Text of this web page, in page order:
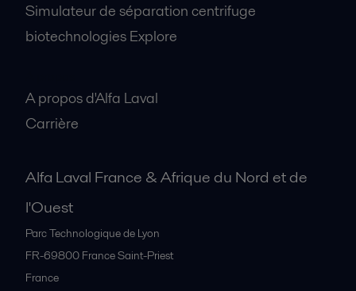
Simulateur de séparation centrifuge
biotechnologies Explore
A propos d'Alfa Laval
Carrière
Alfa Laval France & Afrique du Nord et de
l'Ouest
Parc Technologique de Lyon
FR-69800 France Saint-Priest
France